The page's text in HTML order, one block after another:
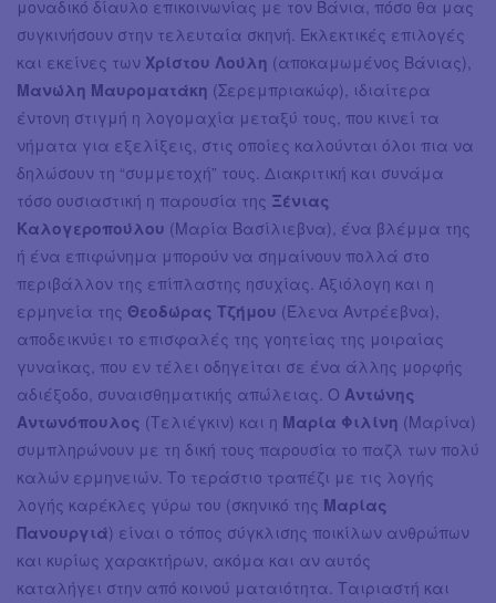
μοναδικό δίαυλο επικοινωνίας με τον Βάνια, πόσο θα μας
συγκινήσουν στην τελευταία σκηνή. Εκλεκτικές επιλογές
και εκείνες των Χρίστου Λούλη (αποκαμωμένος Βάνιας),
Μανώλη Μαυροματάκη (Σερεμπριακώφ), ιδιαίτερα
έντονη στιγμή η λογομαχία μεταξύ τους, που κινεί τα
νήματα για εξελίξεις, στις οποίες καλούνται όλοι πια να
δηλώσουν τη “συμμετοχή” τους. Διακριτική και συνάμα
τόσο ουσιαστική η παρουσία της Ξένιας
Καλογεροπούλου (Μαρία Βασίλιεβνα), ένα βλέμμα της
ή ένα επιφώνημα μπορούν να σημαίνουν πολλά στο
περιβάλλον της επίπλαστης ησυχίας. Αξιόλογη και η
ερμηνεία της Θεοδώρας Τζήμου (Έλενα Αντρέεβνα),
αποδεικνύει το επισφαλές της γοητείας της μοιραίας
γυναίκας, που εν τέλει οδηγείται σε ένα άλλης μορφής
αδιέξοδο, συναισθηματικής απώλειας. Ο Αντώνης
Αντωνόπουλος (Τελιέγκιν) και η Μαρία Φιλίνη (Μαρίνα)
συμπληρώνουν με τη δική τους παρουσία το παζλ των πολύ
καλών ερμηνειών. Το τεράστιο τραπέζι με τις λογής
λογής καρέκλες γύρω του (σκηνικό της Μαρίας
Πανουργιά) είναι ο τόπος σύγκλισης ποικίλων ανθρώπων
και κυρίως χαρακτήρων, ακόμα και αν αυτός
καταλήγει στην από κοινού ματαιότητα. Ταιριαστή και